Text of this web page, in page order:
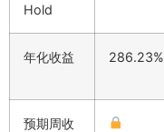
Hold
年化收益 286.23%
预期周收